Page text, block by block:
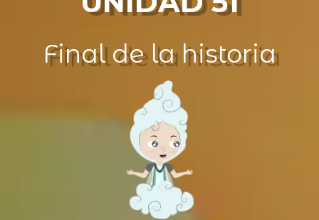
Final de la historia